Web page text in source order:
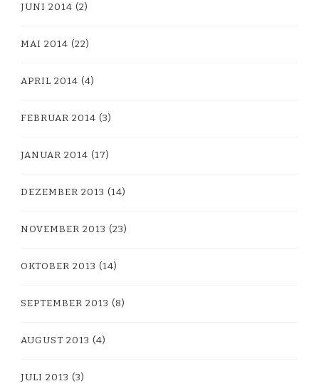
JUNI 2014 (2)
MAI 2014 (22)
APRIL 2014 (4)
FEBRUAR 2014 (3)
JANUAR 2014 (17)
DEZEMBER 2013 (14)
NOVEMBER 2013 (23)
OKTOBER 2013 (14)
SEPTEMBER 2013 (8)
AUGUST 2013 (4)
JULI 2013 (3)